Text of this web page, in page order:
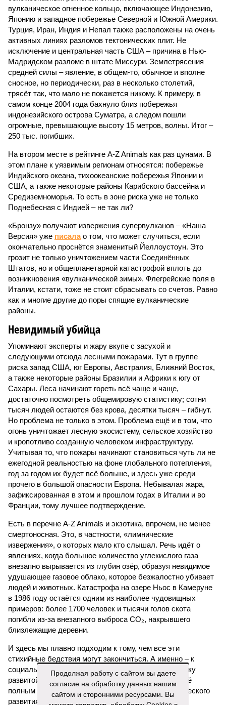
вулканическое огненное кольцо, включающее Индонезию,
Японию и западное побережье Северной и Южной Америки.
Турция, Иран, Индия и Непал также расположены на очень
активных линиях разломов тектонических плит. Не
исключение и центральная часть США – причина в Нью-
Мадридском разломе в штате Миссури. Землетрясения
средней силы – явление, в общем-то, обычное и вполне
сносное, но периодически, раз в несколько столетий,
трясёт так, что мало не покажется никому. К примеру, в
самом конце 2004 года бахнуло близ побережья
индонезийского острова Суматра, а следом пошли
огромные, превышающие высоту 15 метров, волны. Итог –
250 тыс. погибших.
На втором месте в рейтинге A-Z Animals как раз цунами. В
этом плане к уязвимым регионам относятся: побережье
Индийского океана, тихо­океанские побережья Японии и
США, а также некоторые районы Карибского бассейна и
Средиземноморья. То есть в зоне риска уже не только
Поднебесная с Индией – не так ли?
«Бронзу» получают извержения супервулканов – «Наша
Версия» уже писалао том, что может случиться, если
окончательно проснётся знаменитый Йеллоустоун. Это
грозит не только уничтожением части Соединённых
Штатов, но и общепланетарной катастрофой вплоть до
возникновения «вулканической зимы». Флегрейские поля в
Италии, кстати, тоже не стоит сбрасывать со счетов. Равно
как и многие другие до поры спящие вулканические
районы.
Невидимый убийца
Упоминают эксперты и жару вкупе с засухой и
следующими отсюда лесными пожарами. Тут в группе
риска запад США, юг Европы, Австралия, Ближний Восток,
а также некоторые районы Бразилии и Африки к югу от
Сахары. Леса начинают гореть всё чаще и чаще,
достаточно посмотреть общемировую статистику; сотни
тысяч людей остаются без крова, десятки тысяч – гибнут.
Но проблема не только в этом. Проблема ещё и в том, что
огонь уничтожает лесную экосистему, сельское хозяйство
и кропотливо созданную человеком инфраструктуру.
Учитывая то, что пожары начинают становиться чуть ли не
ежегодной реальностью на фоне глобального потепления,
год за годом их будет всё больше, и здесь уже среди
прочего в большой опасности Европа. Небывалая жара,
зафиксированная в этом и прошлом годах в Италии и во
Франции, тому лучшее подтверждение.
Есть в перечне A-Z Animals и экзотика, впрочем, не менее
смертоносная. Это, в частности, «лимнические
извержения», о которых мало кто слышал. Речь идёт о
явлениях, когда большое количество углекислого газа
внезапно вырывается из глубин озёр, образуя невидимое
удушающее газовое облако, которое безжалостно убивает
людей и животных. Катастрофа на озере Ньос в Камеруне
в 1986 году остаётся одним из наиболее чудовищных
примеров: более 1700 человек и тысячи голов скота
погибли из-за внезапного выброса CO₂, накрывшего
близлежащие деревни.
И здесь мы плавно подходим к тому, чем все эти
стихийные бедствия могут закончиться. А именно – к
социальному коллапсу, то есть фактическому упадку
развитой цивилизации, зачастую с последующим её
полным уничтожением. Среди причин такого трагического
развития событий учёные называют деградацию
Продолжая работу с сайтом вы даете
согласие на обработку данных нашим
сайтом и сторонними ресурсами. Вы